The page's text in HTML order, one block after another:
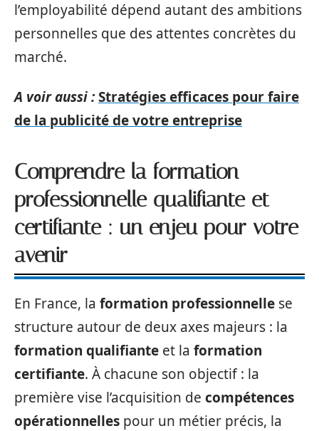
l’employabilité dépend autant des ambitions
personnelles que des attentes concrètes du
marché.
A voir aussi :Stratégies efficaces pour faire
de la publicité de votre entreprise
Comprendre la formation
professionnelle qualifiante et
certifiante : un enjeu pour votre
avenir
En France, la formation professionnelle se
structure autour de deux axes majeurs : la
formation qualifiante et la formation
certifiante. À chacune son objectif : la
première vise l’acquisition de compétences
opérationnelles pour un métier précis, la